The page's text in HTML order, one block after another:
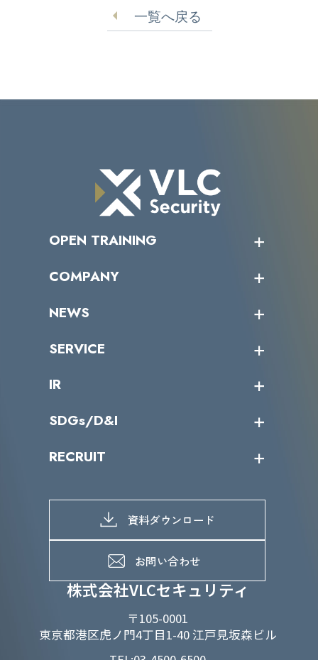
一覧へ戻る
株式会社VLCセキュリティ
〒105-0001
東京都港区虎ノ門4丁目1-40 江戸見坂森ビル
OPEN TRAINING
受講者の声
COMPANY
トップメッセージ
ミッション／ビジョン
パートナー企業一覧
NEWS
サイバーニュース
SERVICE
カテゴリー別サービス一覧
IR
IRカレンダー
IRライブラリー
よくあるご質問
SDGs/D&I
当グループのマテリアリティ
SDGs推進体制
D&Iの取り組み
RECRUIT
募集職種一覧
メッセージ
メンバーインタビュー
資料ダウンロード
お問い合わせ